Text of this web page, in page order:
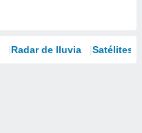
Radar de lluvia Satélites